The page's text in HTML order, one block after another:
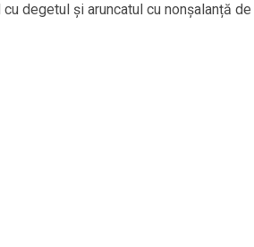
degetul și aruncatul cu nonșalanță